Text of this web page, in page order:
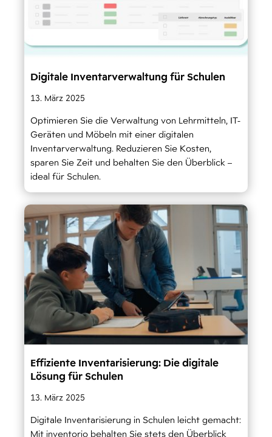
Digitale Inventarverwaltung für Schulen
13. März 2025
Optimieren Sie die Verwaltung von Lehrmitteln, IT-
Geräten und Möbeln mit einer digitalen
Inventarverwaltung. Reduzieren Sie Kosten,
sparen Sie Zeit und behalten Sie den Überblick –
ideal für Schulen.
Effiziente Inventarisierung: Die digitale
Lösung für Schulen
13. März 2025
Digitale Inventarisierung in Schulen leicht gemacht:
Mit inventorio behalten Sie stets den Überblick